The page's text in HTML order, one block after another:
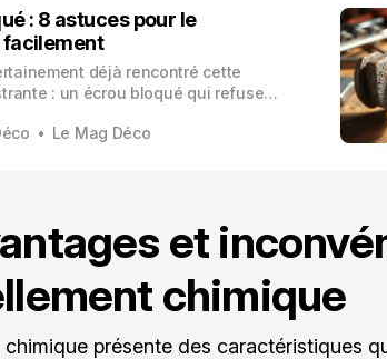
: 8 astuces pour le
déjà rencontré cette
: un écrou bloqué qui refuse
figure parmi les défis les
Le Mag Déco
et
chimique
chimique présente des caractéristiques